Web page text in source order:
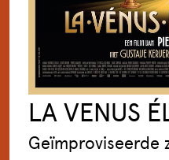
LA VENUS
Geïmproviseerde